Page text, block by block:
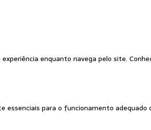
enquanto navega pelo site.
essenciais para o funcionamento